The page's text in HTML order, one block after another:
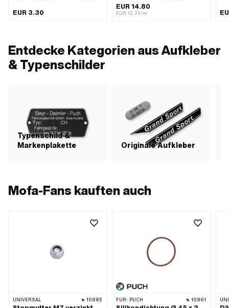
Universal · Farbe: schwarz ·
EUR 3.30
Werkstattzubehör
EUR 14.80
EUR 12.33/m
Entdecke Kategorien aus Aufkleber
& Typenschilder
Typenschild &
Markenplakette
Originale Aufkleber
Mofa-Fans kauften auch
UNIVERSAL 10885 FÜR: PUCH 10961